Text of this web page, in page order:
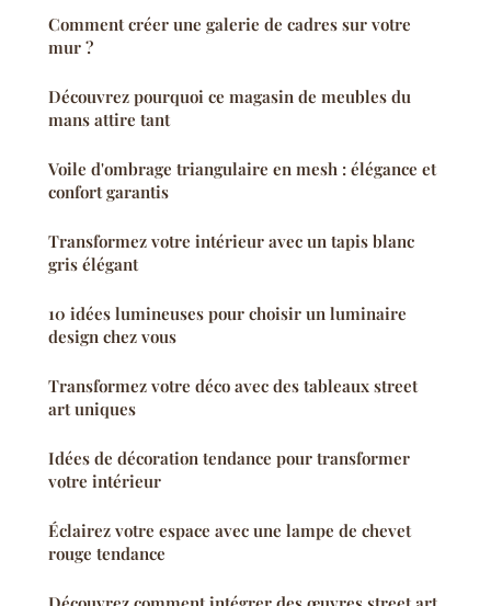
Comment créer une galerie de cadres sur votre
mur ?
Découvrez pourquoi ce magasin de meubles du
mans attire tant
Voile d'ombrage triangulaire en mesh : élégance et
confort garantis
Transformez votre intérieur avec un tapis blanc
gris élégant
10 idées lumineuses pour choisir un luminaire
design chez vous
Transformez votre déco avec des tableaux street
art uniques
Idées de décoration tendance pour transformer
votre intérieur
Éclairez votre espace avec une lampe de chevet
rouge tendance